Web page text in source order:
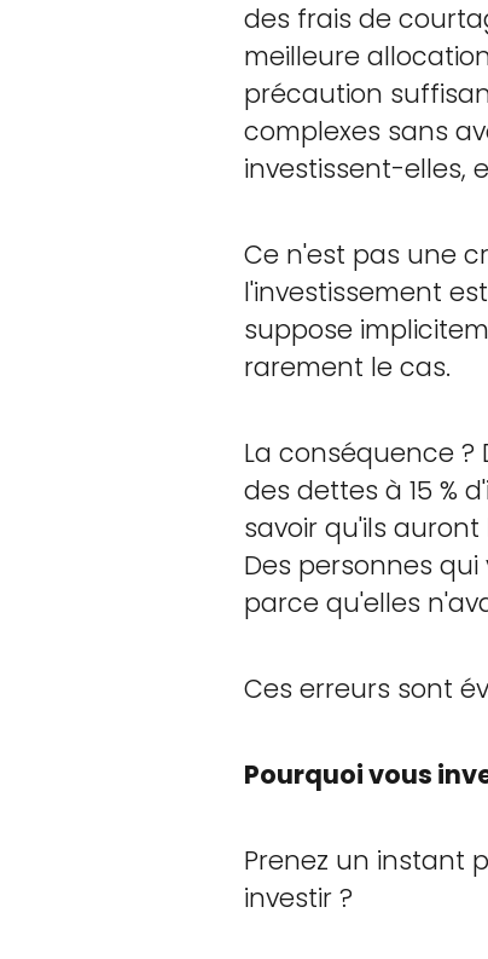
des frais de
meilleure
précaution
complexes sans
investissent-elles,
Ce n'est pas une
l'investissement
suppose
rarement le cas.
La conséquence
des dettes à 15 %
savoir qu'ils
Des personnes
parce qu'elles
Ces erreurs sont
Pourquoi vous
Prenez un instant
investir ?